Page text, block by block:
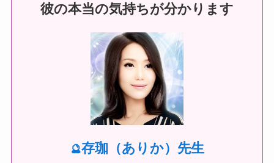
彼の本当の気持ちが分かります
🔮存珈（ありか）先生